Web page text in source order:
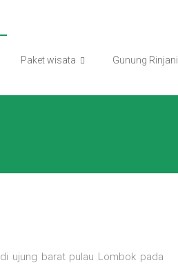
Paket wisata Gunung Rinjani
ujung barat pulau Lombok pada